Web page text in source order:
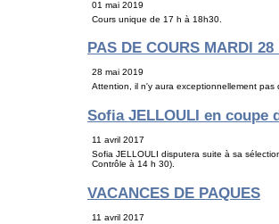
01 mai 2019
Cours unique de 17 h à 18h30.
PAS DE COURS MARDI 28
28 mai 2019
Attention, il n'y aura exceptionnellement pas
Sofia JELLOULI en coupe
11 avril 2017
Sofia JELLOULI disputera suite à sa
Contrôle à 14 h 30).
VACANCES DE PAQUES
11 avril 2017